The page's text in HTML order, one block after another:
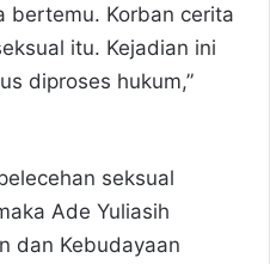
bertemu. Korban cerita
itu. Kejadian ini
diproses hukum,”
seksual
Ade Yuliasih
dan Kebudayaan